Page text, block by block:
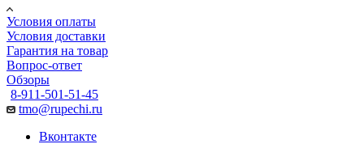
Условия оплаты
Условия доставки
Гарантия на товар
Вопрос-ответ
Обзоры
8-911-501-51-45
tmo@rupechi.ru
Вконтакте